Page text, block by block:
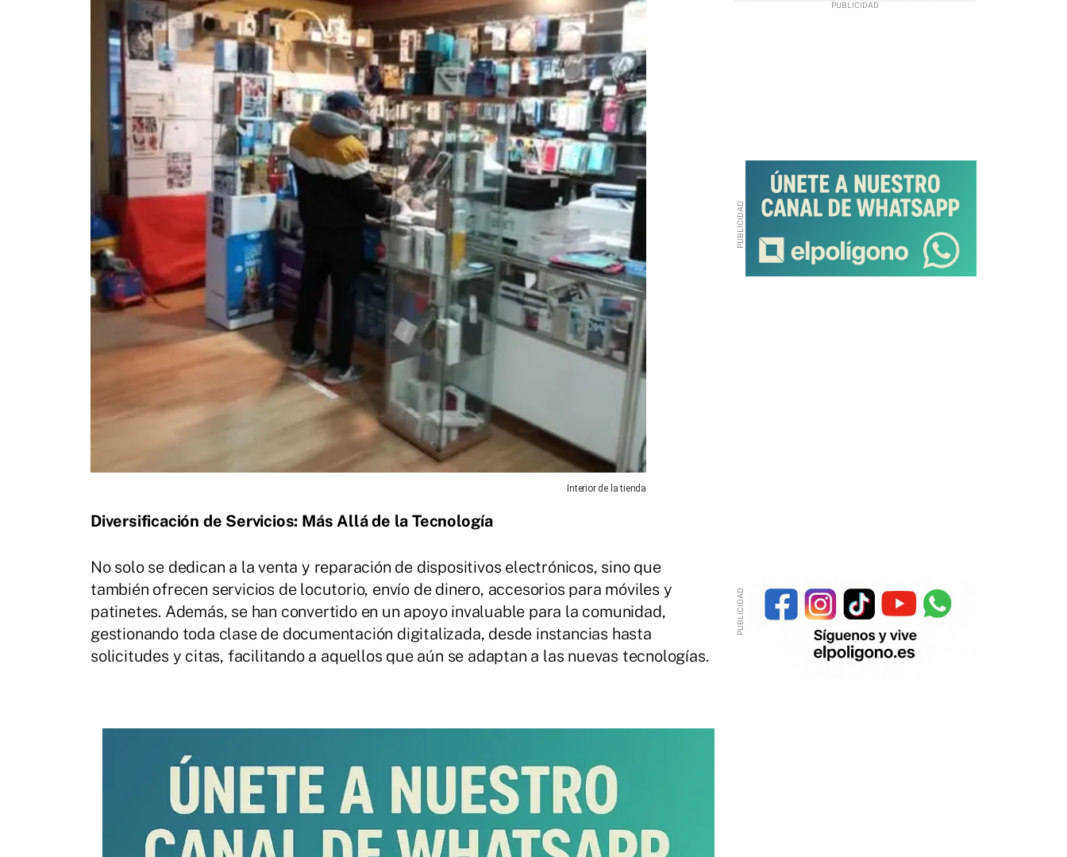
Interior de la tienda
Diversificación de Servicios: Más Allá de la Tecnología
No solo se dedican a la venta y reparación de dispositivos electrónicos, sino que
también ofrecen servicios de locutorio, envío de dinero, accesorios para móviles y
patinetes. Además, se han convertido en un apoyo invaluable para la comunidad,
gestionando toda clase de documentación digitalizada, desde instancias hasta
solicitudes y citas, facilitando a aquellos que aún se adaptan a las nuevas tecnologías.